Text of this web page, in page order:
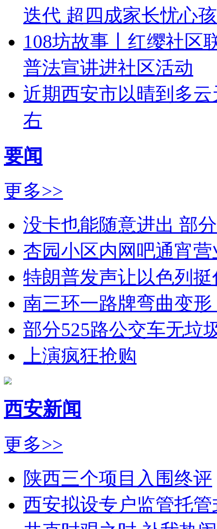
迭代 超四成家长忧心
108坊故事丨红缨社区
普法宣讲进社区活动
近期西安市以晴到多
右
要闻
更多>>
没卡也能随意进出 部
杏园小区内网吧通宵
特朗普发声让以色列挺
南三环一路牌弯曲变
部分525路公交车无垃
上演疯狂抢购
西安新闻
更多>>
陕西三个项目入围终评
西安拟设专户监管托